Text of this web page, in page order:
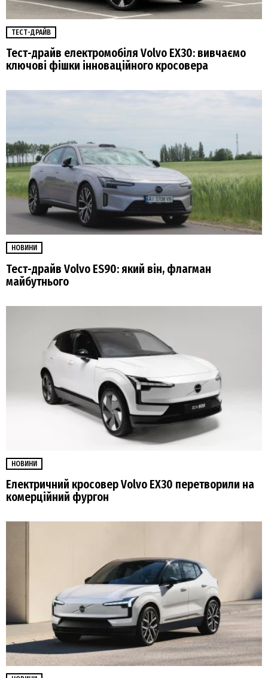
ТЕСТ-ДРАЙВ
Тест-драйв електромобіля Volvo EX30: вивчаємо
ключові фішки інноваційного кросовера
НОВИНИ
Тест-драйв Volvo ES90: який він, флагман
майбутнього
НОВИНИ
Електричний кросовер Volvo EX30 перетворили на
комерційний фургон